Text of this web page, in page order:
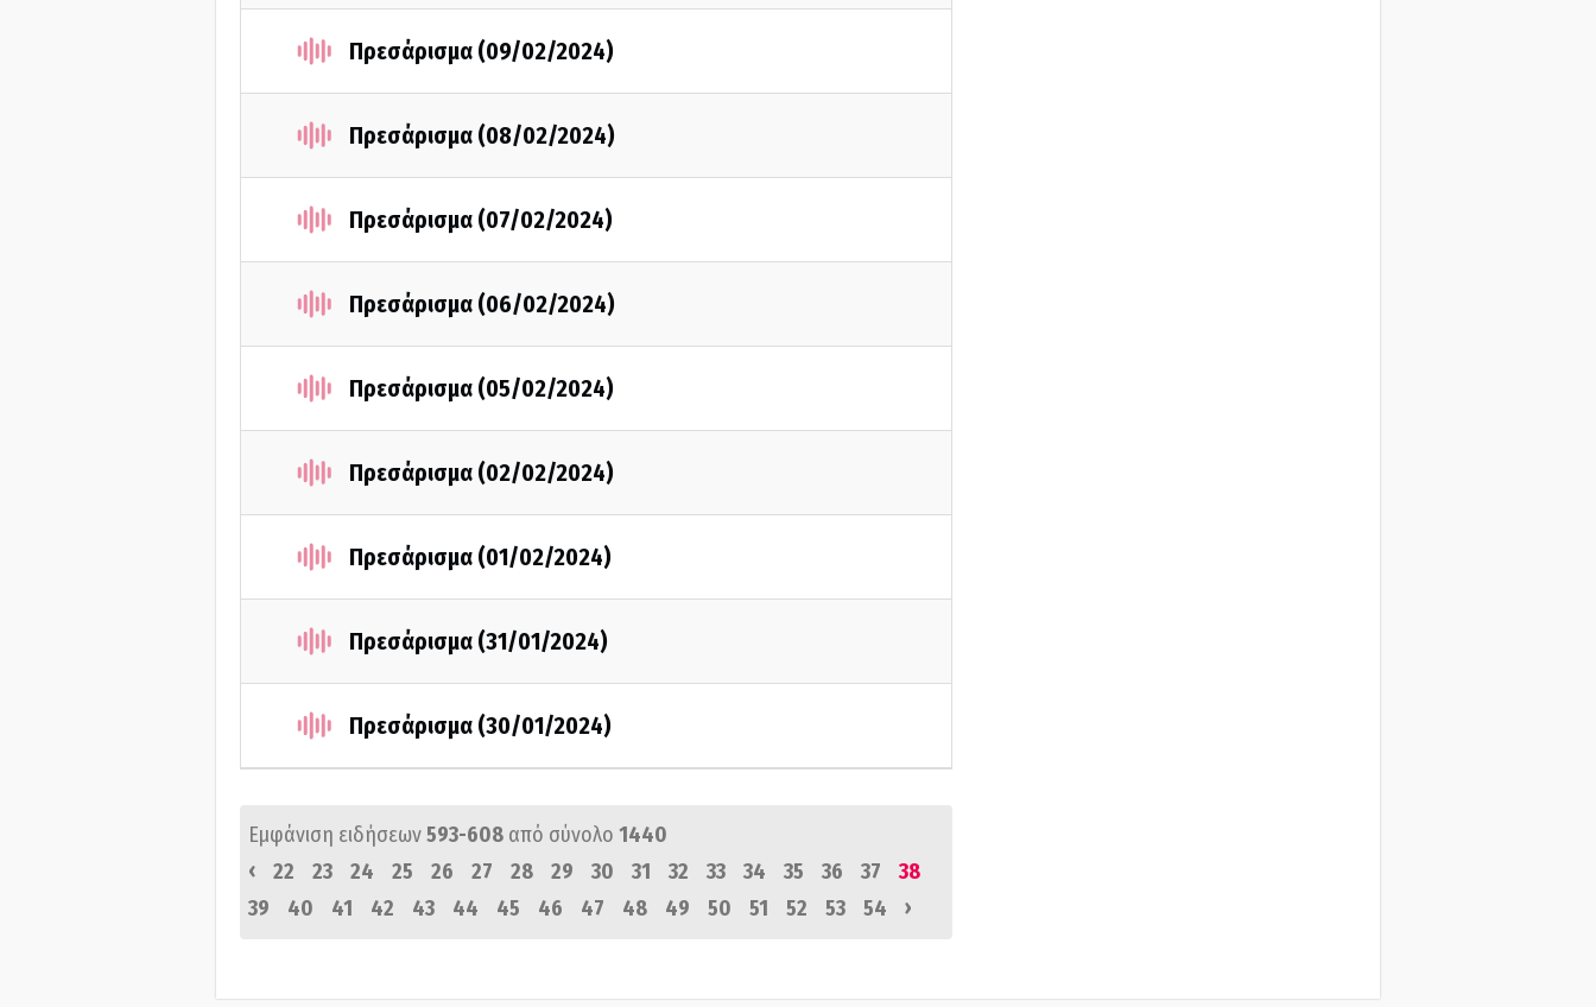
Πρεσάρισμα (09/02/2024)
Πρεσάρισμα (08/02/2024)
Πρεσάρισμα (07/02/2024)
Πρεσάρισμα (06/02/2024)
Πρεσάρισμα (05/02/2024)
Πρεσάρισμα (02/02/2024)
Πρεσάρισμα (01/02/2024)
Πρεσάρισμα (31/01/2024)
Πρεσάρισμα (30/01/2024)
Εμφάνιση ειδήσεων593-608 από σύνολο 1440
‹
22 23 24 25 26 27 28 29 30 31 32 33 34 35 36 37
38
39
40 41 42 43 44 45 46 47 48 49 50 51 52 53 54 ›